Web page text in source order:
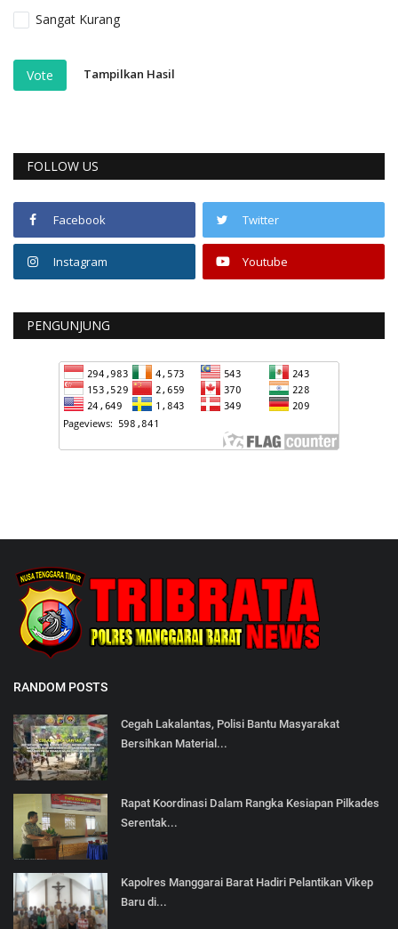
Sangat Kurang
Vote Tampilkan Hasil
FOLLOW US
Facebook Twitter
Instagram Youtube
PENGUNJUNG
RANDOM POSTS
Cegah Lakalantas, Polisi Bantu Masyarakat
Bersihkan Material...
Rapat Koordinasi Dalam Rangka Kesiapan Pilkades
Serentak...
Kapolres Manggarai Barat Hadiri Pelantikan Vikep
Baru di...